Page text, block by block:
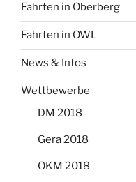
Fahrten in Oberberg
Fahrten in OWL
News & Infos
Wettbewerbe
DM 2018
Gera 2018
OKM 2018